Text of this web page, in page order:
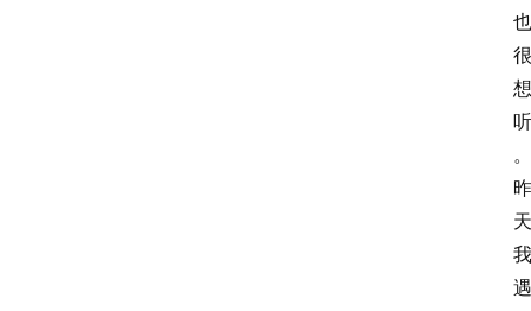
也
很
想
听
。
昨
天
我
遇